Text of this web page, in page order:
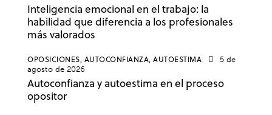
Inteligencia emocional en el trabajo: la
habilidad que diferencia a los profesionales
más valorados
OPOSICIONES, AUTOCONFIANZA, AUTOESTIMA
5 de
agosto de 2026
Autoconfianza y autoestima en el proceso
opositor